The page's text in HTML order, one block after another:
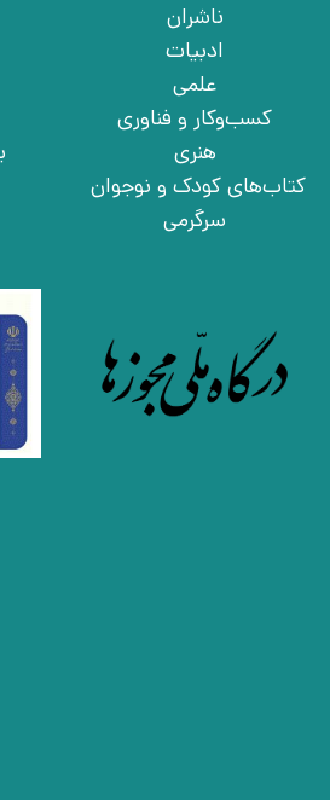
ناشران
ادبیات
علمی
کسب‌وکار و فناوری
هنری
کتاب‌های کودک و نوجوان
سرگرمی